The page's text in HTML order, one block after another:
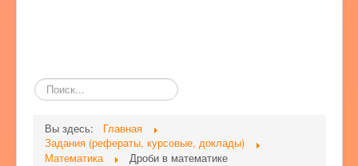
Поиск
по
Вы здесь:
Главная
Задания (рефераты, курсовые, доклады)
Математика
Дроби в математике